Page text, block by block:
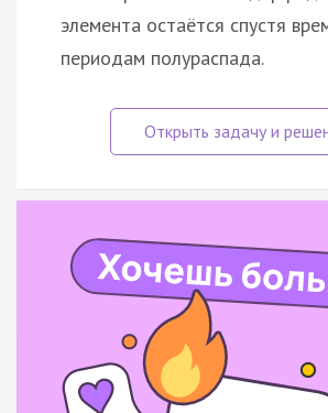
элемента остаётся спустя
периодам полураспада.